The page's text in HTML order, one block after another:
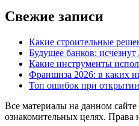
Свежие записи
Какие строительные
Будущее банков:
Какие инструменты
Франшиза 2026: в каких
Топ ошибок при открытии
Все материалы на данном
ознакомительных целях. Права